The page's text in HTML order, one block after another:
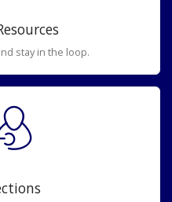
stay in the loop.